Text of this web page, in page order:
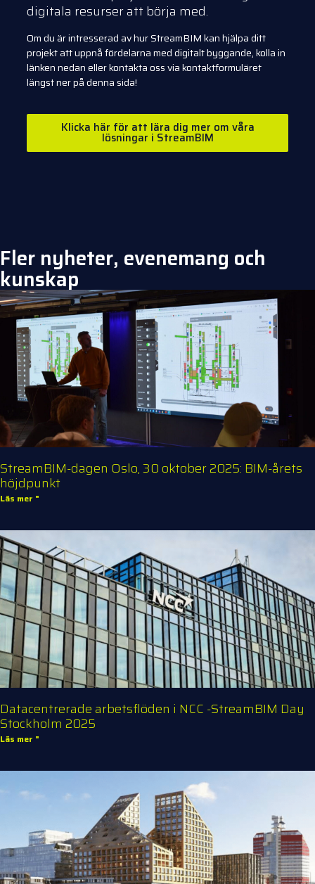
digitala resurser att börja med.
Om du är intresserad av hur StreamBIM kan hjälpa ditt
projekt att uppnå fördelarna med digitalt byggande, kolla in
länken nedan eller kontakta oss via kontaktformuläret
längst ner på denna sida!
Klicka här för att lära dig mer om våra
lösningar i StreamBIM
Fler nyheter, evenemang och
kunskap
StreamBIM-dagen Oslo, 30 oktober 2025: BIM-årets
höjdpunkt
Läs mer "
Datacentrerade arbetsflöden i NCC -StreamBIM Day
Stockholm 2025
Läs mer "